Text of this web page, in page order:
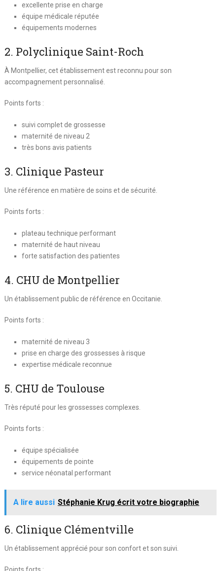
excellente prise en charge
équipe médicale réputée
équipements modernes
2. Polyclinique Saint-Roch
À Montpellier, cet établissement est reconnu pour son
accompagnement personnalisé.
Points forts :
suivi complet de grossesse
maternité de niveau 2
très bons avis patients
3. Clinique Pasteur
Une référence en matière de soins et de sécurité.
Points forts :
plateau technique performant
maternité de haut niveau
forte satisfaction des patientes
4. CHU de Montpellier
Un établissement public de référence en Occitanie.
Points forts :
maternité de niveau 3
prise en charge des grossesses à risque
expertise médicale reconnue
5. CHU de Toulouse
Très réputé pour les grossesses complexes.
Points forts :
équipe spécialisée
équipements de pointe
service néonatal performant
A lire aussi Stéphanie Krug écrit votre biographie
6. Clinique Clémentville
Un établissement apprécié pour son confort et son suivi.